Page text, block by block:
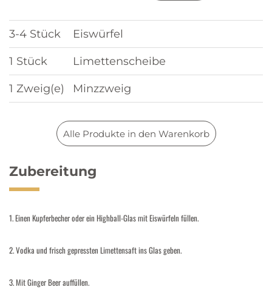
3-4 Stück Eiswürfel
1 Stück Limettenscheibe
1 Zweig(e) Minzzweig
Alle Produkte in den Warenkorb
Zubereitung
1. Einen Kupferbecher oder ein Highball-Glas mit Eiswürfeln füllen.
2. Vodka und frisch gepressten Limettensaft ins Glas geben.
3. Mit Ginger Beer auffüllen.